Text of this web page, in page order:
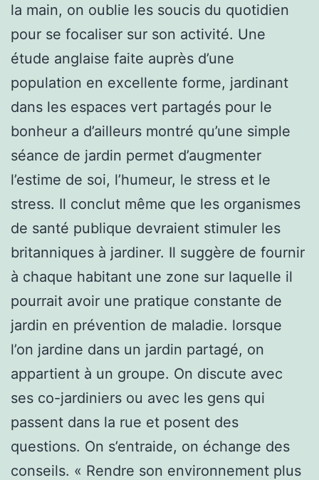
la main, on oublie les soucis du quotidien
pour se focaliser sur son activité. Une
étude anglaise faite auprès d’une
population en excellente forme, jardinant
dans les espaces vert partagés pour le
bonheur a d’ailleurs montré qu’une simple
séance de jardin permet d’augmenter
l’estime de soi, l’humeur, le stress et le
stress. Il conclut même que les organismes
de santé publique devraient stimuler les
britanniques à jardiner. Il suggère de fournir
à chaque habitant une zone sur laquelle il
pourrait avoir une pratique constante de
jardin en prévention de maladie. lorsque
l’on jardine dans un jardin partagé, on
appartient à un groupe. On discute avec
ses co-jardiniers ou avec les gens qui
passent dans la rue et posent des
questions. On s’entraide, on échange des
conseils. « Rendre son environnement plus